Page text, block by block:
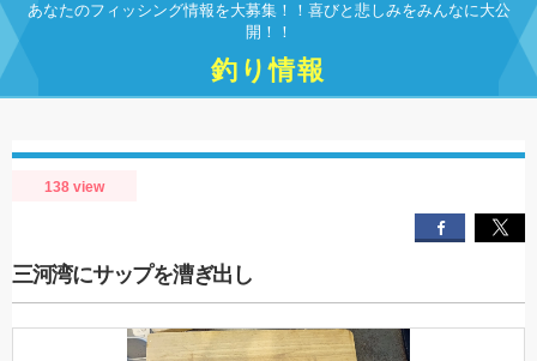
に
移
動
あなたのフィッシング情報を大募集！！喜びと悲しみをみんなに大公
開！！
釣り情報
138 view
三河湾にサップを漕ぎ出し